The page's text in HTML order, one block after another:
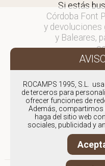
Si estás
Córdoba Font
y devoluciones
y Baleares,
en
Los envíos a
entre
menos de
realizados
producto se
ROCAMPS 1995, S.L.
de terceros para
ofrecer funciones de
Además,
haga del sitio web
sociales, publicidad y